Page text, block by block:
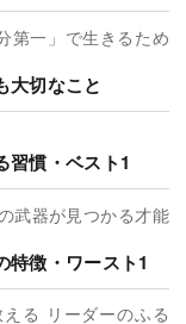
第一」で生きるため
大切なこと
習慣・ベスト1
武器が見つかる才能
特徴・ワースト1
る リーダーのふる